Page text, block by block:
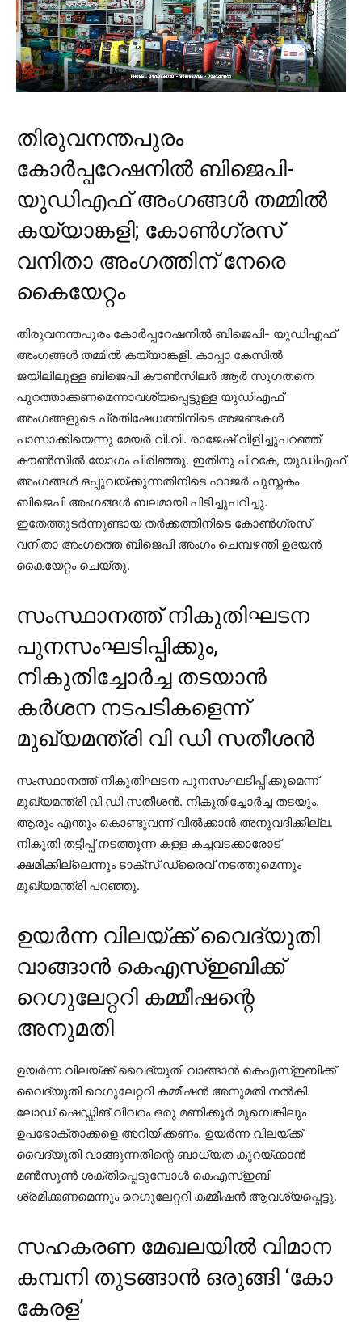
തിരുവനന്തപുരം
കോര്‍പ്പറേഷനില്‍ ബിജെപി-
യുഡിഎഫ് അംഗങ്ങള്‍ തമ്മില്‍
കയ്യാങ്കളി; കോണ്‍ഗ്രസ്
വനിതാ അംഗത്തിന് നേരെ
കൈയേറ്റം
തിരുവനന്തപുരം കോര്‍പ്പറേഷനില്‍ ബിജെപി- യുഡിഎഫ്
അംഗങ്ങള്‍ തമ്മില്‍ കയ്യാങ്കളി. കാപ്പാ കേസില്‍
ജയിലിലുള്ള ബിജെപി കൗണ്‍സിലര്‍ ആര്‍ സുഗതനെ
പുറത്താക്കണമെന്നാവശ്യപ്പെട്ടുള്ള യുഡിഎഫ്
അംഗങ്ങളുടെ പ്രതിഷേധത്തിനിടെ അജണ്ടകള്‍
പാസാക്കിയെന്നു മേയര്‍ വി.വി. രാജേഷ് വിളിച്ചുപറഞ്ഞ്
കൗണ്‍സില്‍ യോഗം പിരിഞ്ഞു. ഇതിനു പിറകേ, യുഡിഎഫ്
അംഗങ്ങള്‍ ഒപ്പുവയ്ക്കുന്നതിനിടെ ഹാജര്‍ പുസ്തകം
ബിജെപി അംഗങ്ങള്‍ ബലമായി പിടിച്ചുപറിച്ചു.
ഇതേത്തുടര്‍ന്നുണ്ടായ തര്‍ക്കത്തിനിടെ കോണ്‍ഗ്രസ്
വനിതാ അംഗത്തെ ബിജെപി അംഗം ചെമ്പഴന്തി ഉദയന്‍
കൈയേറ്റം ചെയ്തു.
സംസ്ഥാനത്ത് നികുതിഘടന
പുനസംഘടിപ്പിക്കും,
നികുതിച്ചോര്‍ച്ച തടയാന്‍
കര്‍ശന നടപടികളെന്ന്
മുഖ്യമന്ത്രി വി ഡി സതീശന്‍
സംസ്ഥാനത്ത് നികുതിഘടന പുനസംഘടിപ്പിക്കുമെന്ന്
മുഖ്യമന്ത്രി വി ഡി സതീശന്‍. നികുതിച്ചോര്‍ച്ച തടയും.
ആരും എന്തും കൊണ്ടുവന്ന് വില്‍ക്കാന്‍ അനുവദിക്കില്ല.
നികുതി തട്ടിപ്പ് നടത്തുന്ന കള്ള കച്ചവടക്കാരോട്
ക്ഷമിക്കില്ലെന്നും ടാക്സ് ഡ്രൈവ് നടത്തുമെന്നും
മുഖ്യമന്ത്രി പറഞ്ഞു.
ഉയര്‍ന്ന വിലയ്ക്ക് വൈദ്യുതി
വാങ്ങാന്‍ കെഎസ്ഇബിക്ക്
റെഗുലേറ്ററി കമ്മീഷന്റെ
അനുമതി
ഉയര്‍ന്ന വിലയ്ക്ക് വൈദ്യുതി വാങ്ങാന്‍ കെഎസ്ഇബിക്ക്
വൈദ്യുതി റെഗുലേറ്ററി കമ്മീഷന്‍ അനുമതി നല്‍കി.
ലോഡ് ഷെഡ്ഡിങ് വിവരം ഒരു മണിക്കൂര്‍ മുമ്പെങ്കിലും
ഉപഭോക്താക്കളെ അറിയിക്കണം. ഉയര്‍ന്ന വിലയ്ക്ക്
വൈദ്യുതി വാങ്ങുന്നതിന്റെ ബാധ്യത കുറയ്ക്കാന്‍
മണ്‍സൂണ്‍ ശക്തിപ്പെടുമ്പോള്‍ കെഎസ്ഇബി
ശ്രമിക്കണമെന്നും റെഗുലേറ്ററി കമ്മീഷന്‍ ആവശ്യപ്പെട്ടു.
സഹകരണ മേഖലയില്‍ വിമാന
കമ്പനി തുടങ്ങാന്‍ ഒരുങ്ങി ‘കോ
കേരള’